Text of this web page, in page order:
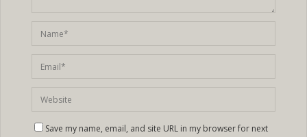
Save my name, email, and site URL in my browser for next